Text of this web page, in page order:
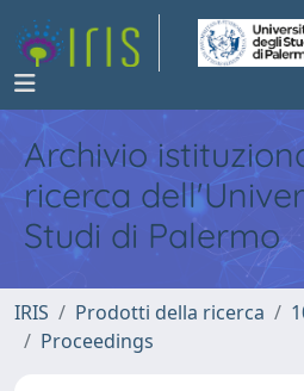
Archivio
ricerca
Studi di Palermo
IRIS Prodotti della ricerca
Proceedings